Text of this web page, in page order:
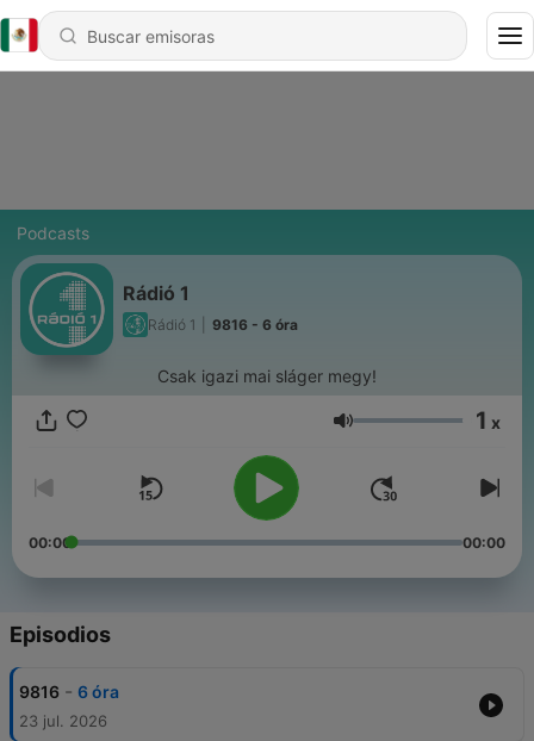
Podcasts
Rádió 1
Rádió 1 9816 - 6 óra
Csak igazi mai sláger megy!
Volumen 1 x
00:00 00:00
Episodios
9816 - 6 óra
23 jul. 2026